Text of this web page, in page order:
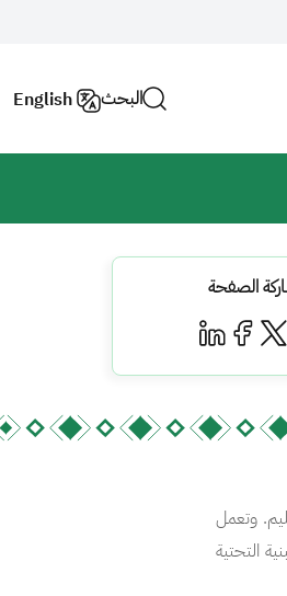
البحث English
الصفحة
وتعمل
التحتية